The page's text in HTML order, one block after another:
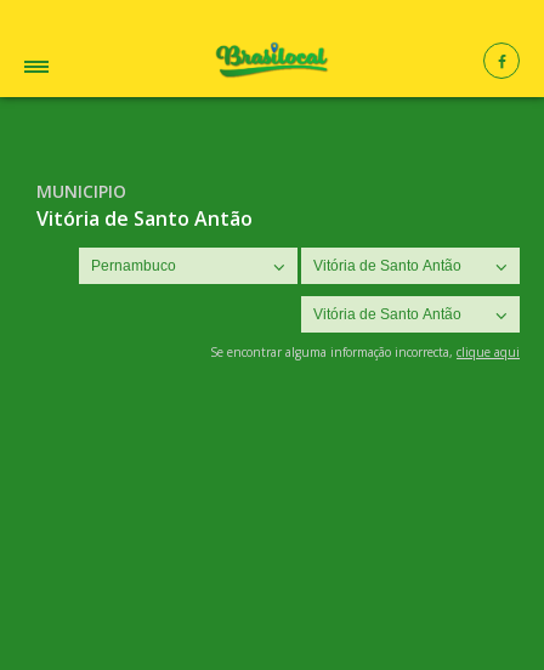
MUNICIPIO
Vitória de Santo Antão
Se encontrar alguma informação incorrecta, clique aqui